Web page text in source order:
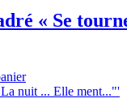
« Se